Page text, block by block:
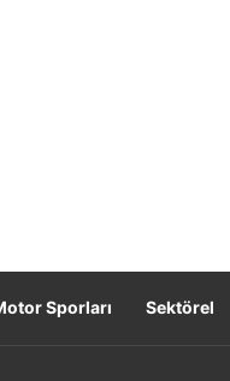
Sporları Sektörel
Yeni nesil bataryalar 2027’de